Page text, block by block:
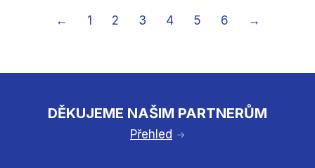
← 1 2 3 4 5 6 →
DĚKUJEME NAŠIM PARTNERŮM
Přehled